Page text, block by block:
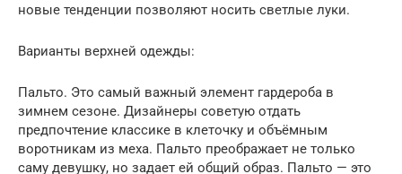
новые тенденции позволяют носить светлые луки.
Варианты верхней одежды:
Пальто. Это самый важный элемент гардероба в
зимнем сезоне. Дизайнеры советую отдать
предпочтение классике в клеточку и объёмным
воротникам из меха. Пальто преображает не только
саму девушку, но задает ей общий образ. Пальто — это